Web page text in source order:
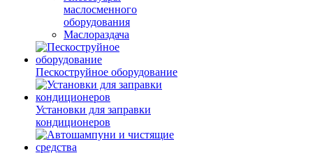
маслосменного
оборудования
Маслораздача
Пескоструйное оборудование
Установки для заправки
кондиционеров